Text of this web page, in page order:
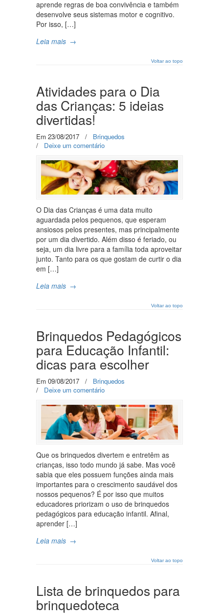
aprende regras de boa convivência e também
desenvolve seus sistemas motor e cognitivo.
Por isso, […]
Leia mais →
Voltar ao topo
Atividades para o Dia
das Crianças: 5 ideias
divertidas!
Em 23/08/2017 /
Brinquedos
/ Deixe um comentário
O Dia das Crianças é uma data muito
aguardada pelos pequenos, que esperam
ansiosos pelos presentes, mas principalmente
por um dia divertido. Além disso é feriado, ou
seja, um dia livre para a família toda aproveitar
junto. Tanto para os que gostam de curtir o dia
em […]
Leia mais →
Voltar ao topo
Brinquedos Pedagógicos
para Educação Infantil:
dicas para escolher
Em 09/08/2017 /
Brinquedos
/ Deixe um comentário
Que os brinquedos divertem e entretêm as
crianças, isso todo mundo já sabe. Mas você
sabia que eles possuem funções ainda mais
importantes para o crescimento saudável dos
nossos pequenos? É por isso que muitos
educadores priorizam o uso de brinquedos
pedagógicos para educação infantil. Afinal,
aprender […]
Leia mais →
Voltar ao topo
Lista de brinquedos para
brinquedoteca